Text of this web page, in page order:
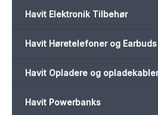
Havit Elektronik Tilbehør
Havit Høretelefoner og Earbuds
Havit Opladere og opladekabler
Havit Powerbanks